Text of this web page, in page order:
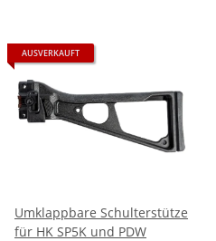
AUSVERKAUFT
Umklappbare Schulterstütze
für HK SP5K und PDW